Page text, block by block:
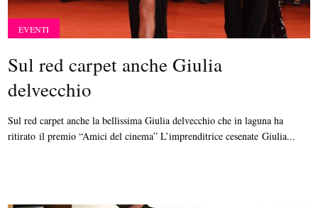
EVENTI
Sul red carpet anche Giulia
delvecchio
Sul red carpet anche la bellissima Giulia delvecchio che in laguna ha
ritirato il premio “Amici del cinema” L’imprenditrice cesenate Giulia...